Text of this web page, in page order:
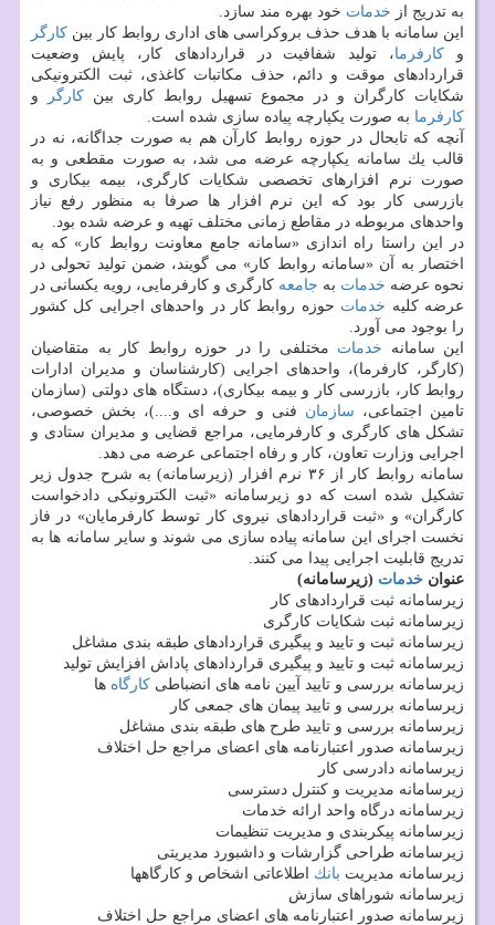
به تدریج از خدمات خود بهره مند سازد.
این سامانه با هدف حذف بروكراسی های اداری روابط كار بین كارگر
و كارفرما، تولید شفافیت در قراردادهای كار، پایش وضعیت
قراردادهای موقت و دائم، حذف مكاتبات كاغذی، ثبت الكترونیكی
شكایات كارگران و در مجموع تسهیل روابط كاری بین كارگر
و
كارفرما به صورت یكپارچه پیاده سازی شده است.
آنچه كه تابحال در حوزه روابط كارآن هم به صورت جداگانه، نه در
قالب یك سامانه یكپارچه عرضه می شد، به صورت مقطعی و به
صورت نرم افزارهای تخصصی شكایات كارگری، بیمه بیكاری و
بازرسی كار بود كه این نرم افزار ها صرفا به منظور رفع نیاز
واحدهای مربوطه در مقاطع زمانی مختلف تهیه و عرضه شده بود.
در این راستا راه اندازی «سامانه جامع معاونت روابط كار» كه به
اختصار به آن «سامانه روابط كار» می گویند، ضمن تولید تحولی در
نحوه عرضه خدمات به جامعه كارگری و كارفرمایی، رویه یكسانی در
عرضه كلیه خدمات حوزه روابط كار در واحدهای اجرایی كل كشور
را بوجود می آورد.
این سامانه خدمات مختلفی را در حوزه روابط كار به متقاضیان
(كارگر، كارفرما)، واحدهای اجرایی (كارشناسان و مدیران ادارات
روابط كار، بازرسی كار و بیمه بیكاری)، دستگاه های دولتی (سازمان
تامین اجتماعی، سازمان فنی و حرفه ای و....)، بخش خصوصی،
تشكل های كارگری و كارفرمایی، مراجع قضایی و مدیران ستادی و
اجرایی وزارت تعاون، كار و رفاه اجتماعی عرضه می دهد.
سامانه روابط كار از ۳۶ نرم افزار (زیرسامانه) به شرح جدول زیر
تشكیل شده است كه دو زیرسامانه «ثبت الكترونیكی دادخواست
كارگران» و «ثبت قراردادهای نیروی كار توسط كارفرمایان» در فاز
نخست اجرای این سامانه پیاده سازی می شوند و سایر سامانه ها به
تدریج قابلیت اجرایی پیدا می كنند.
عنوان خدمات (زیرسامانه)
زیرسامانه ثبت قراردادهای كار
زیرسامانه ثبت شكایات كارگری
زیرسامانه ثبت و تایید و پیگیری قراردادهای طبقه بندی مشاغل
زیرسامانه ثبت و تایید و پیگیری قراردادهای پاداش افزایش تولید
زیرسامانه بررسی و تایید آیین نامه های انضباطی كارگاه ها
زیرسامانه بررسی و تایید پیمان های جمعی كار
زیرسامانه بررسی و تایید طرح های طبقه بندی مشاغل
زیرسامانه صدور اعتبارنامه های اعضای مراجع حل اختلاف
زیرسامانه دادرسی كار
زیرسامانه مدیریت و كنترل دسترسی
زیرسامانه درگاه واحد ارائه خدمات
زیرسامانه پیكربندی و مدیریت تنظیمات
زیرسامانه طراحی گزارشات و داشبورد مدیریتی
زیرسامانه مدیریت بانك اطلاعاتی اشخاص و كارگاهها
زیرسامانه شوراهای سازش
زیرسامانه صدور اعتبارنامه های اعضای مراجع حل اختلاف